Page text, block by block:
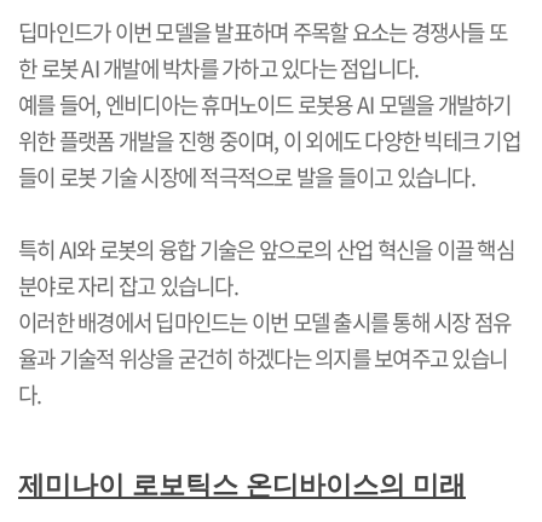
딥마인드가 이번 모델을 발표하며 주목할 요소는 경쟁사들 또
한 로봇AI개발에 박차를 가하고 있다는 점입니다.
예를 들어,엔비디아는 휴머노이드 로봇용AI모델을 개발하기
위한 플랫폼 개발을 진행 중이며,이 외에도 다양한 빅테크 기업
들이 로봇 기술 시장에 적극적으로 발을 들이고 있습니다.
특히AI와 로봇의 융합 기술은 앞으로의 산업 혁신을 이끌 핵심
분야로 자리 잡고 있습니다.
이러한 배경에서 딥마인드는 이번 모델 출시를 통해 시장 점유
율과 기술적 위상을 굳건히 하겠다는 의지를 보여주고 있습니
다.
제미나이 로보틱스 온디바이스의 미래